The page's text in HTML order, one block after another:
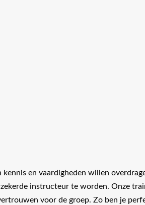
en vaardigheden willen
instructeur te worden. Onze
voor de groep. Zo ben je